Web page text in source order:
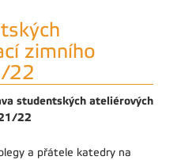
zimního
22
studentských ateliérových
22
a přátele katedry na